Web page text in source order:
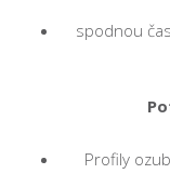
spodnou
Profily